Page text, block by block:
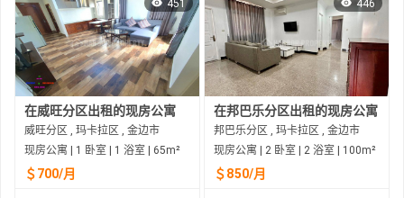
451
在威旺分区出租的现房公寓
威旺分区 , 玛卡拉区 , 金边市
现房公寓 | 1 卧室 | 1 浴室 | 65m²
＄700/月
446
在邦巴乐分区出租的现房公寓
邦巴乐分区 , 玛卡拉区 , 金边市
现房公寓 | 2 卧室 | 2 浴室 | 100m²
＄850/月